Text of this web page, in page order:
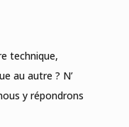
technique,
au autre ? N’
y répondrons